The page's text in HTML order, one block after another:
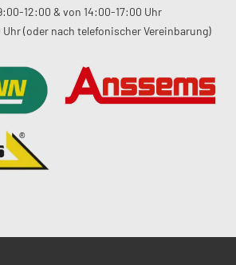
12:00 & von 14:00-17:00 Uhr
(oder nach telefonischer Vereinbarung)